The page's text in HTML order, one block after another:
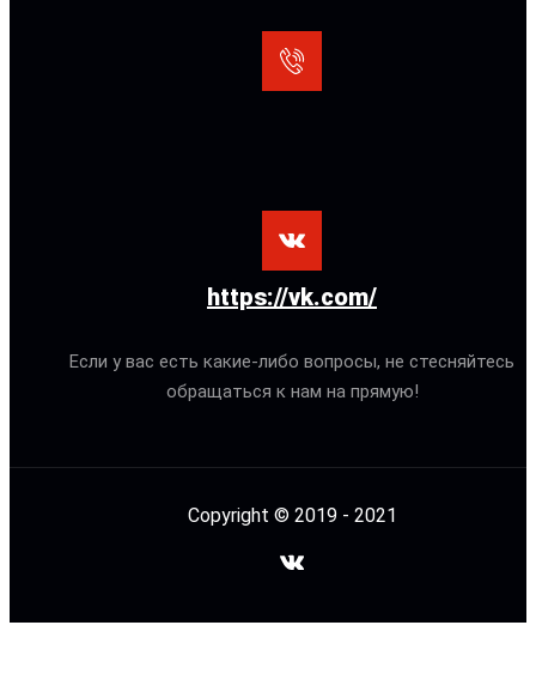
https://vk.com/
Если у вас есть какие-либо вопросы, не стесняйтесь
обращаться к нам на прямую!
Copyright © 2019 - 2021